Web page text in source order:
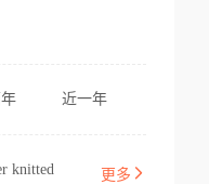
近一年
knitted 更多